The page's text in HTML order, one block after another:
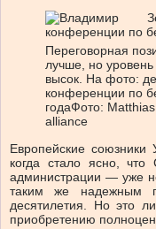
Переговорная
лучше, но
высок. На фото:
конференции по
годаФото:
alliance
Европейские
когда стало ясно,
администрации — уже
таким же надежным
десятилетия. Но это
приобретению